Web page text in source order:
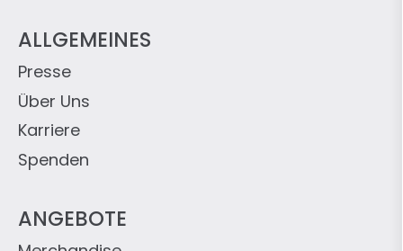
ANGEBOTE
ALLGEMEINES
Spenden
Karriere
Über Uns
Presse